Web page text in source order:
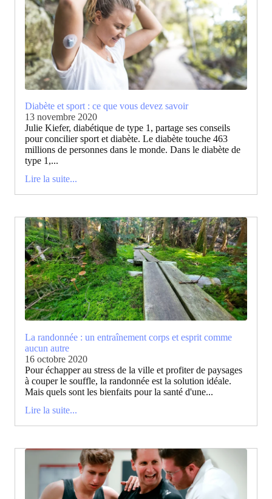
Diabète et sport : ce que vous devez savoir
13 novembre 2020
Julie Kiefer, diabétique de type 1, partage ses conseils
pour concilier sport et diabète. Le diabète touche 463
millions de personnes dans le monde. Dans le diabète de
type 1,...
Lire la suite...
La randonnée : un entraînement corps et esprit comme
aucun autre
16 octobre 2020
Pour échapper au stress de la ville et profiter de paysages
à couper le souffle, la randonnée est la solution idéale.
Mais quels sont les bienfaits pour la santé d'une...
Lire la suite...